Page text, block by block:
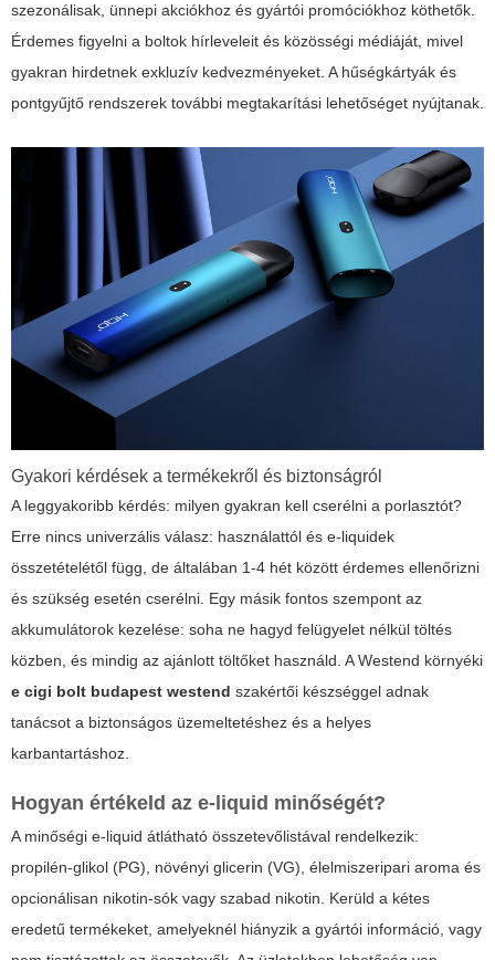
szezonálisak, ünnepi akciókhoz és gyártói promóciókhoz köthetők.
Érdemes figyelni a boltok hírleveleit és közösségi médiáját, mivel
gyakran hirdetnek exkluzív kedvezményeket. A hűségkártyák és
pontgyűjtő rendszerek további megtakarítási lehetőséget nyújtanak.
Gyakori kérdések a termékekről és biztonságról
A leggyakoribb kérdés: milyen gyakran kell cserélni a porlasztót?
Erre nincs univerzális válasz: használattól és e-liquidek
összetételétől függ, de általában 1-4 hét között érdemes ellenőrizni
és szükség esetén cserélni. Egy másik fontos szempont az
akkumulátorok kezelése: soha ne hagyd felügyelet nélkül töltés
közben, és mindig az ajánlott töltőket használd. A Westend környéki
e cigi bolt budapest westend szakértői készséggel adnak
tanácsot a biztonságos üzemeltetéshez és a helyes
karbantartáshoz.
Hogyan értékeld az e-liquid minőségét?
A minőségi e-liquid átlátható összetevőlistával rendelkezik:
propilén-glikol (PG), növényi glicerin (VG), élelmiszeripari aroma és
opcionálisan nikotin-sók vagy szabad nikotin. Kerüld a kétes
eredetű termékeket, amelyeknél hiányzik a gyártói információ, vagy